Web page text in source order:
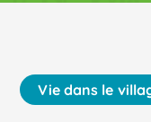
Vie dans le